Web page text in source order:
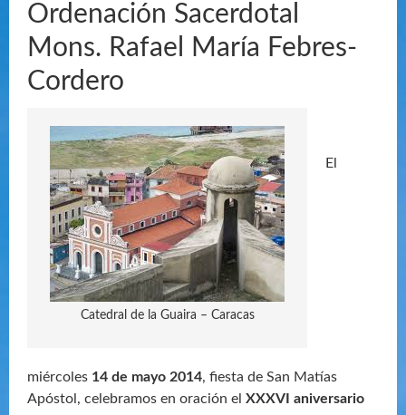
Ordenación Sacerdotal
Mons. Rafael María Febres-
Cordero
Catedral de la Guaira – Caracas
El
miércoles 14 de mayo 2014, fiesta de San Matías
Apóstol, celebramos en oración el XXXVI aniversario